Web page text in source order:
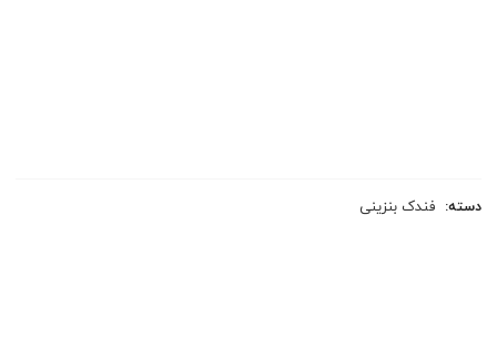
دسته: فندک بنزینی